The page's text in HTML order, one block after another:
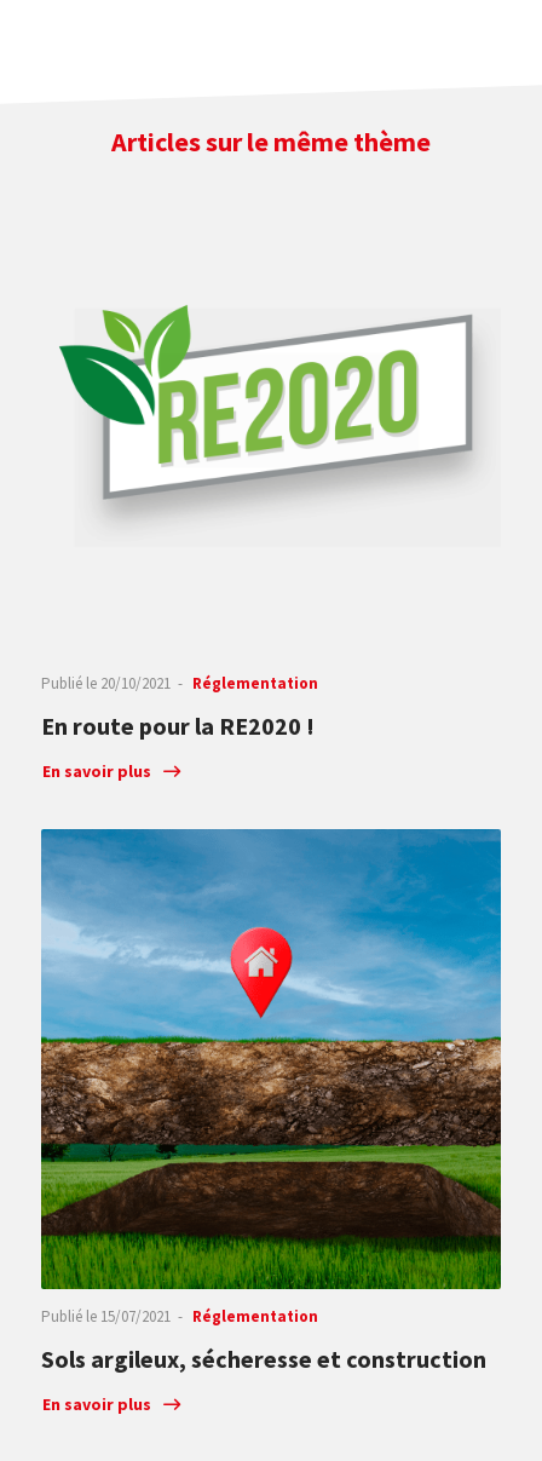
Articles sur le même thème
Publié le 20/10/2021 Réglementation
En route pour la RE2020 !
En savoir plus
Publié le 15/07/2021 Réglementation
Sols argileux, sécheresse et construction
En savoir plus